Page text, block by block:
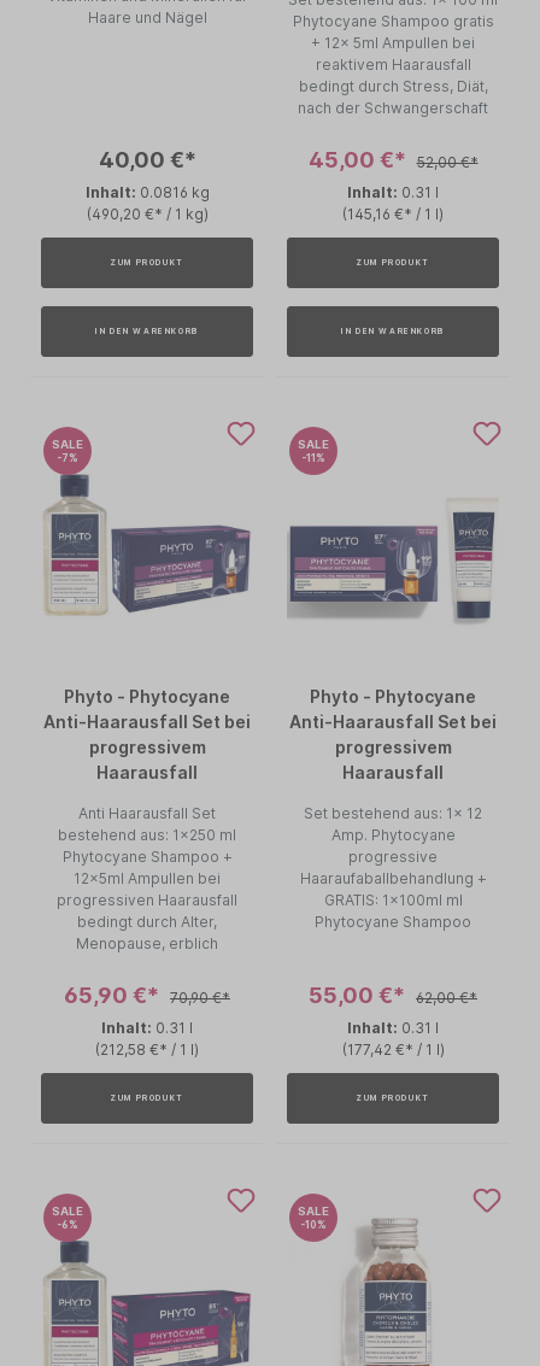
Haare und Nägel
40,00 €*
Inhalt: 0.0816 kg
(490,20 €* / 1 kg)
ZUM PRODUKT
IN DEN WARENKORB
Phytocyane Shampoo gratis
+ 12x 5ml Ampullen bei
reaktivem Haarausfall
bedingt durch Stress, Diät,
nach der Schwangerschaft
45,00 €*
52,00 €*
Inhalt: 0.31 l
(145,16 €* / 1 l)
ZUM PRODUKT
IN DEN WARENKORB
SALE
-7%
Phyto - Phytocyane
Anti-Haarausfall Set bei
progressivem
Haarausfall
Anti Haarausfall Set
bestehend aus: 1x250 ml
Phytocyane Shampoo +
12x5ml Ampullen bei
progressiven Haarausfall
bedingt durch Alter,
Menopause, erblich
65,90 €*
70,90 €*
Inhalt: 0.31 l
(212,58 €* / 1 l)
ZUM PRODUKT
SALE
-11%
Phyto - Phytocyane
Anti-Haarausfall Set bei
progressivem
Haarausfall
Set bestehend aus: 1x 12
Amp. Phytocyane
progressive
Haaraufaballbehandlung +
GRATIS: 1x100ml ml
Phytocyane Shampoo
55,00 €*
62,00 €*
Inhalt: 0.31 l
(177,42 €* / 1 l)
ZUM PRODUKT
SALE
-6%
SALE
-10%